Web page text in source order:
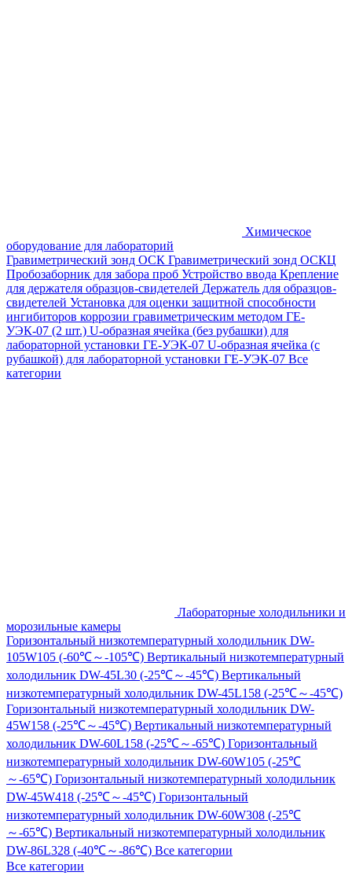
Химическое
оборудование для лабораторий
Гравиметрический зонд ОСК Гравиметрический зонд ОСКЦ
Пробозаборник для забора проб Устройство ввода Крепление
для держателя образцов-свидетелей Держатель для образцов-
свидетелей Установка для оценки защитной способности
ингибиторов коррозии гравиметрическим методом ГЕ-
УЭК-07 (2 шт.) U-образная ячейка (без рубашки) для
лабораторной установки ГЕ-УЭК-07 U-образная ячейка (с
рубашкой) для лабораторной установки ГЕ-УЭК-07 Все
категории
Лабораторные холодильники и
морозильные камеры
Горизонтальный низкотемпературный холодильник DW-
105W105 (-60℃～-105℃) Вертикальный низкотемпературный
холодильник DW-45L30 (-25℃～-45℃) Вертикальный
низкотемпературный холодильник DW-45L158 (-25℃～-45℃)
Горизонтальный низкотемпературный холодильник DW-
45W158 (-25℃～-45℃) Вертикальный низкотемпературный
холодильник DW-60L158 (-25℃～-65℃) Горизонтальный
низкотемпературный холодильник DW-60W105 (-25℃
～-65℃) Горизонтальный низкотемпературный холодильник
DW-45W418 (-25℃～-45℃) Горизонтальный
низкотемпературный холодильник DW-60W308 (-25℃
～-65℃) Вертикальный низкотемпературный холодильник
DW-86L328 (-40℃～-86℃) Все категории
Все категории